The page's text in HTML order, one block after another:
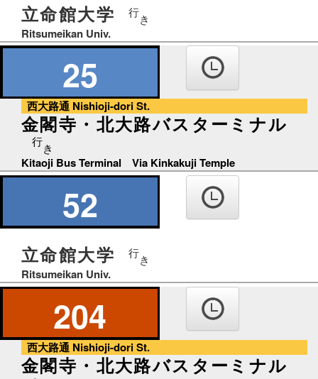
立命館大学 行き
Ritsumeikan Univ.
25
西大路通 Nishioji-dori St.
金閣寺・北大路バスターミナル
行き
Kitaoji Bus Terminal Via Kinkakuji Temple
52
立命館大学 行き
Ritsumeikan Univ.
204
西大路通 Nishioji-dori St.
金閣寺・北大路バスターミナル